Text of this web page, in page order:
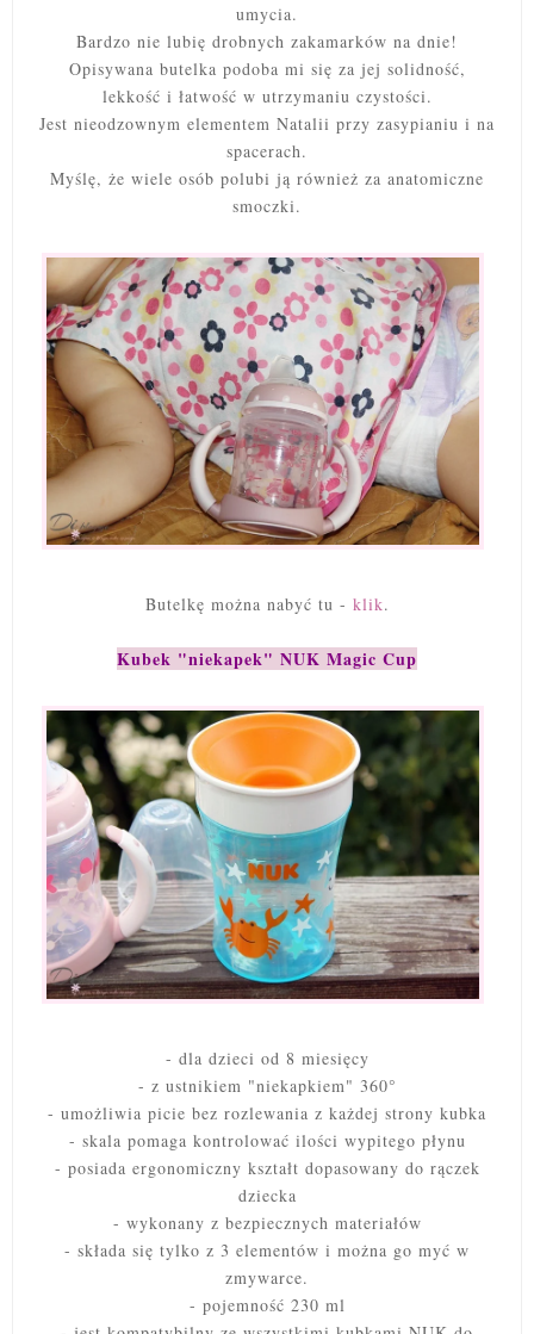
umycia.
Bardzo nie lubię drobnych zakamarków na dnie!
Opisywana butelka podoba mi się za jej solidność,
lekkość i łatwość w utrzymaniu czystości.
Jest nieodzownym elementem Natalii przy zasypianiu i na
spacerach.
Myślę, że wiele osób polubi ją również za anatomiczne
smoczki.
Butelkę można nabyć tu - klik.
Kubek "niekapek" NUK Magic Cup
- dla dzieci od 8 miesięcy
- z ustnikiem "niekapkiem" 360°
- umożliwia picie bez rozlewania z każdej strony kubka
- skala pomaga kontrolować ilości wypitego płynu
- posiada ergonomiczny kształt dopasowany do rączek
dziecka
- wykonany z bezpiecznych materiałów
- składa się tylko z 3 elementów i można go myć w
zmywarce.
- pojemność 230 ml